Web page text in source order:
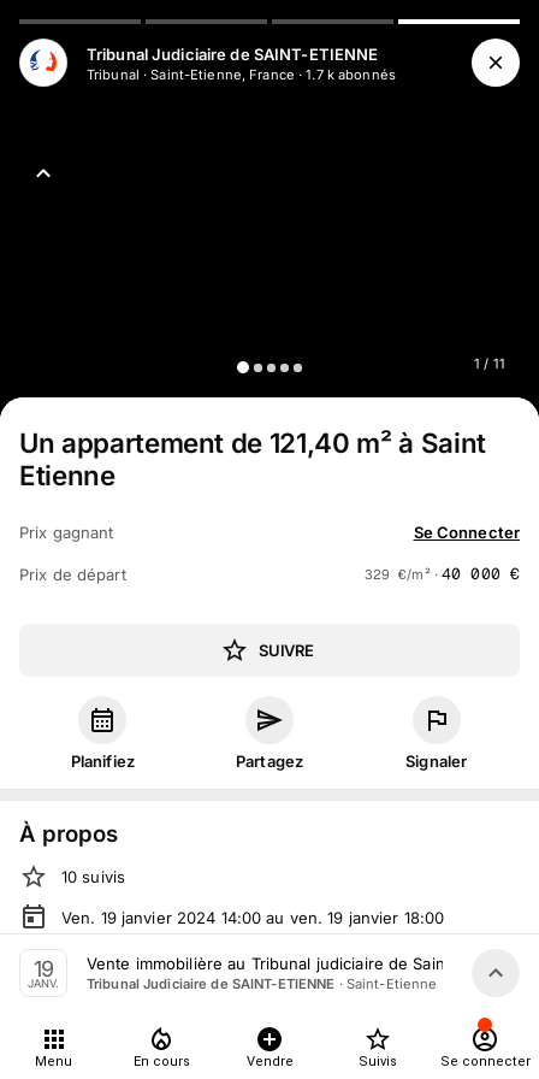
1 / 11
Tribunal Judiciaire de SAINT-ETIENNE
Tribunal ·Saint-Etienne, France ·1.7 kabonnés
Un appartement de 121,40 m² à Saint
Etienne
Prix gagnant Se Connecter
Prix de départ 329 €/m² ·40 000 €
SUIVRE
Planifiez Partagez Signaler
À propos
10 suivis
Ven. 19 janvier 2024 14:00 au ven. 19 janvier 18:00
Vente judiciaireorganiséepar
Tribunal Judiciaire de SAINT-
ETIENNE
France
Tout le monde peut participer
19
JANV.
Vente immobilière au Tribunal judiciaire de Saint-Étienne le
Tribunal Judiciaire de SAINT-ETIENNE · Saint-Etienne
Menu En cours Vendre Suivis Se connecter